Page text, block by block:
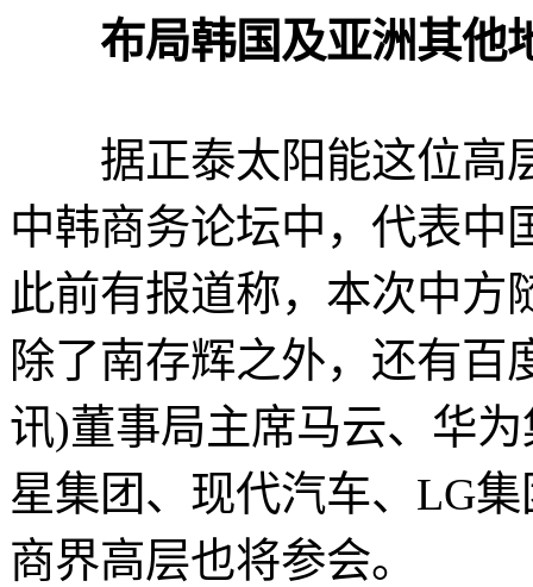
布局韩国及亚洲其他
据正泰太阳能这位高
中韩商务论坛中，代表中
此前有报道称，本次中方
除了南存辉之外，还有百
讯)董事局主席马云、华
星集团、现代汽车、LG
商界高层也将参会。